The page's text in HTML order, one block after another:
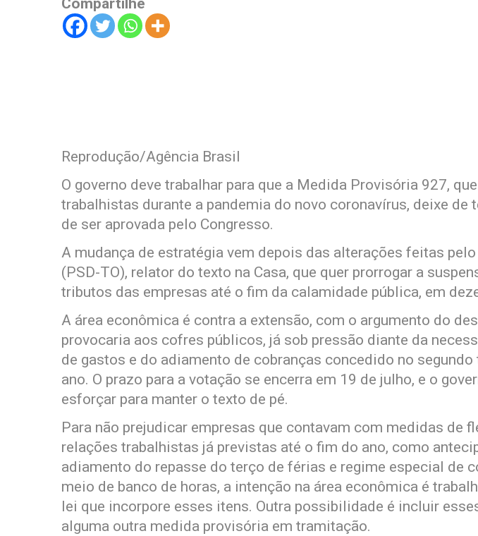
Compartilhe
Reprodução/Agência Brasil
O governo deve trabalhar para que a Medida Provisória 927,
trabalhistas durante a pandemia do novo coronavírus, deixe de
de ser aprovada pelo Congresso.
A mudança de estratégia vem depois das alterações feitas
(PSD-TO), relator do texto na Casa, que quer prorrogar a
tributos das empresas até o fim da calamidade pública, em
A área econômica é contra a extensão, com o argumento do
provocaria aos cofres públicos, já sob pressão diante da
de gastos e do adiamento de cobranças concedido no
ano. O prazo para a votação se encerra em 19 de julho, e o
esforçar para manter o texto de pé.
Para não prejudicar empresas que contavam com medidas de
relações trabalhistas já previstas até o fim do ano, como
adiamento do repasse do terço de férias e regime especial de
meio de banco de horas, a intenção na área econômica é
lei que incorpore esses itens. Outra possibilidade é incluir
alguma outra medida provisória em tramitação.